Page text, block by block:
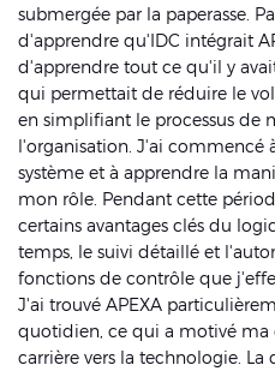
submergée par la paperasse.
d'apprendre qu'IDC intégrait
d'apprendre tout ce qu'il y
qui permettait de réduire le
en simplifiant le processus de
l'organisation. J'ai commencé
système et à apprendre la
mon rôle. Pendant cette
certains avantages clés du
temps, le suivi détaillé et
fonctions de contrôle que
J'ai trouvé APEXA
quotidien, ce qui a motivé ma
carrière vers la technologie. La